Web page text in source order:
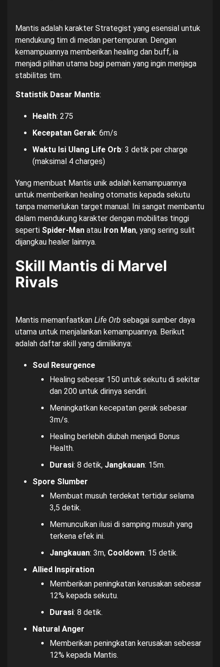
Mantis adalah karakter Strategist yang esensial untuk
mendukung tim di medan pertempuran. Dengan
kemampuannya memberikan healing dan buff, ia
menjadi pilihan utama bagi pemain yang ingin menjaga
stabilitas tim.
Statistik Dasar Mantis:
Health: 275
Kecepatan Gerak: 6m/s
Waktu Isi Ulang Life Orb: 3 detik per charge
(maksimal 4 charges)
Yang membuat Mantis unik adalah kemampuannya
untuk memberikan healing otomatis kepada sekutu
tanpa memerlukan target manual. Ini sangat membantu
dalam mendukung karakter dengan mobilitas tinggi
seperti Spider-Man atau Iron Man, yang sering sulit
dijangkau healer lainnya.
Skill Mantis di Marvel
Rivals
Mantis memanfaatkan Life Orb sebagai sumber daya
utama untuk menjalankan kemampuannya. Berikut
adalah daftar skill yang dimilikinya:
Soul Resurgence
Healing sebesar 150 untuk sekutu di sekitar
dan 200 untuk dirinya sendiri.
Meningkatkan kecepatan gerak sebesar
3m/s.
Healing berlebih diubah menjadi Bonus
Health.
Durasi: 8 detik, Jangkauan: 15m.
Spore Slumber
Membuat musuh terdekat tertidur selama
3,5 detik.
Memunculkan ilusi di samping musuh yang
terkena efek ini.
Jangkauan: 3m, Cooldown: 15 detik.
Allied Inspiration
Memberikan peningkatan kerusakan sebesar
12% kepada sekutu.
Durasi: 8 detik.
Natural Anger
Memberikan peningkatan kerusakan sebesar
12% kepada Mantis.